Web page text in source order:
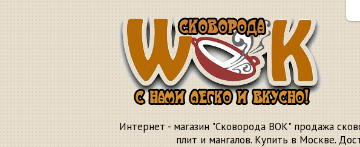
Интернет - магазин "Сковорода ВОК" продажа
плит и мангалов. Купить в Москве.